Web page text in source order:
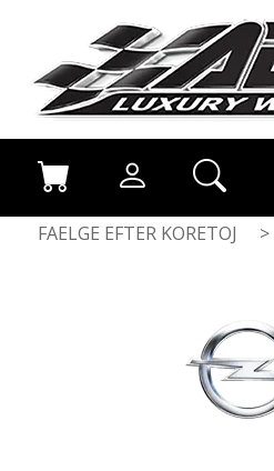
FAELGE EFTER KORETOJ >